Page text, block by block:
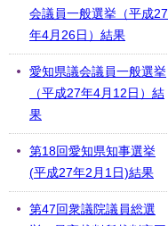
会議員一般選挙（平成27
年4月26日）結果
愛知県議会議員一般選挙
（平成27年4月12日）結
果
第18回愛知県知事選挙
(平成27年2月1日)結果
第47回衆議院議員総選